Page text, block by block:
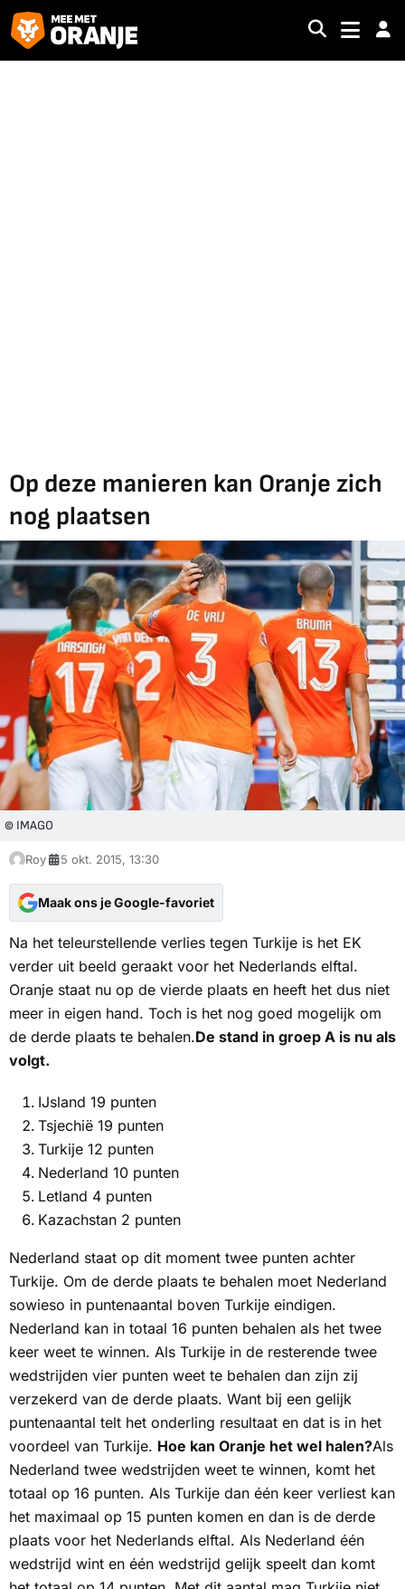
Op deze manieren kan Oranje zich
nog plaatsen
© IMAGO
Roy 5 okt. 2015, 13:30
Maak ons je Google-favoriet
Na het teleurstellende verlies tegen Turkije is het EK
verder uit beeld geraakt voor het Nederlands elftal.
Oranje staat nu op de vierde plaats en heeft het dus niet
meer in eigen hand. Toch is het nog goed mogelijk om
de derde plaats te behalen.De stand in groep A is nu als
volgt.
IJsland 19 punten
Tsjechië 19 punten
Turkije 12 punten
Nederland 10 punten
Letland 4 punten
Kazachstan 2 punten
Nederland staat op dit moment twee punten achter
Turkije. Om de derde plaats te behalen moet Nederland
sowieso in puntenaantal boven Turkije eindigen.
Nederland kan in totaal 16 punten behalen als het twee
keer weet te winnen. Als Turkije in de resterende twee
wedstrijden vier punten weet te behalen dan zijn zij
verzekerd van de derde plaats. Want bij een gelijk
puntenaantal telt het onderling resultaat en dat is in het
voordeel van Turkije. Hoe kan Oranje het wel halen?Als
Nederland twee wedstrijden weet te winnen, komt het
totaal op 16 punten. Als Turkije dan één keer verliest kan
het maximaal op 15 punten komen en dan is de derde
plaats voor het Nederlands elftal. Als Nederland één
wedstrijd wint en één wedstrijd gelijk speelt dan komt